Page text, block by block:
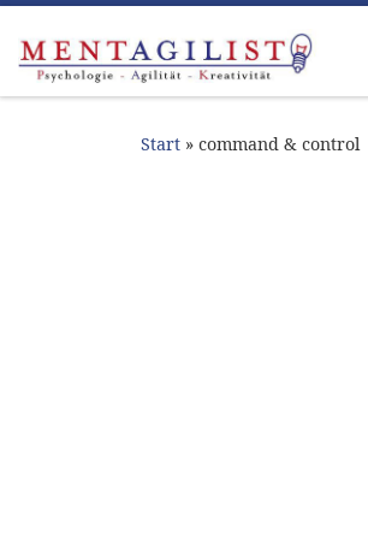
Zum Inhalt springen
Start » command & control